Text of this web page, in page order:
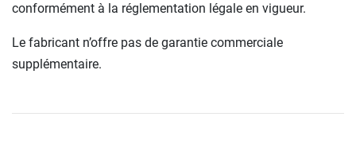
conformément à la réglementation légale en vigueur.
Le fabricant n’offre pas de garantie commerciale
supplémentaire.